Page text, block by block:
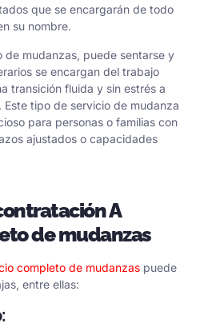
que se encargarán de todo
su nombre.
de mudanzas, puede sentarse y
se encargan del trabajo
transición fluida y sin estrés a
Este tipo de servicio de mudanza
para personas o familias con
ajustados o capacidades
A
de mudanzas
completo de mudanzas puede
entre ellas: